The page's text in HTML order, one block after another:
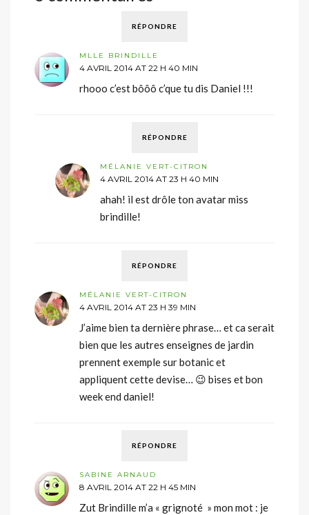
RÉPONDRE
MLLE BRINDILLE
4 AVRIL 2014 AT 22 H 40 MIN
rhooo c’est bôôô c’que tu dis Daniel !!!
RÉPONDRE
MÉLANIE VERT-CITRON
4 AVRIL 2014 AT 23 H 40 MIN
ahah! il est drôle ton avatar miss
brindille!
RÉPONDRE
MÉLANIE VERT-CITRON
4 AVRIL 2014 AT 23 H 39 MIN
J’aime bien ta dernière phrase… et ca serait
bien que les autres enseignes de jardin
prennent exemple sur botanic et
appliquent cette devise… 😉 bises et bon
week end daniel!
RÉPONDRE
SABINE ARNAUD
8 AVRIL 2014 AT 22 H 45 MIN
Zut Brindille m’a « grignoté » mon mot : je